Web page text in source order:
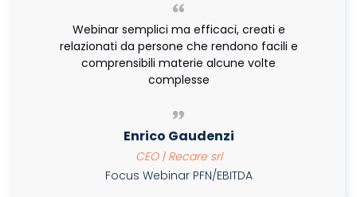
Webinar semplici ma efficaci, creati e
relazionati da persone che rendono facili e
comprensibili materie alcune volte
complesse
Enrico Gaudenzi
CEO | Recare srl
Focus Webinar PFN/EBITDA